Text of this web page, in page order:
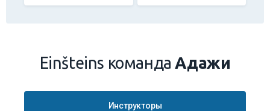
Einšteins командаАдажи
Инструкторы